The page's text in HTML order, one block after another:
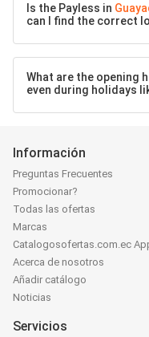
Is the Payless in
can I find the correct
What are the opening
even during holidays
Información
Preguntas Frecuentes
Promocionar?
Todas las ofertas
Marcas
Catalogosofertas.com.ec
Acerca de nosotros
Añadir catálogo
Noticias
Servicios